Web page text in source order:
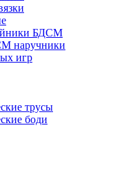
БДСМ
наручники
игр
трусы
боди